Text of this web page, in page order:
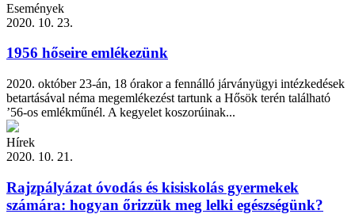
Események
2020. 10. 23.
1956 hőseire emlékezünk
2020. október 23-án, 18 órakor a fennálló járványügyi intézkedések
betartásával néma megemlékezést tartunk a Hősök terén található
’56-os emlékműnél. A kegyelet koszorúinak...
Hírek
2020. 10. 21.
Rajzpályázat óvodás és kisiskolás gyermekek
számára: hogyan őrizzük meg lelki egészségünk?